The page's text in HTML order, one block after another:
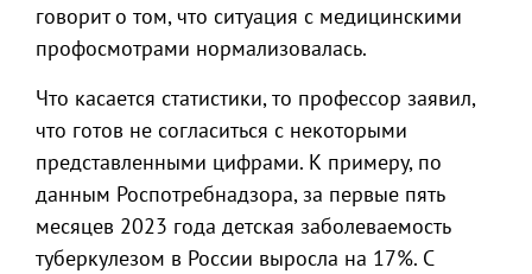
говорит о том, что ситуация с медицинскими
профосмотрами нормализовалась.
Что касается статистики, то профессор заявил,
что готов не согласиться с некоторыми
представленными цифрами. К примеру, по
данным Роспотребнадзора, за первые пять
месяцев 2023 года детская заболеваемость
туберкулезом в России выросла на 17%. С